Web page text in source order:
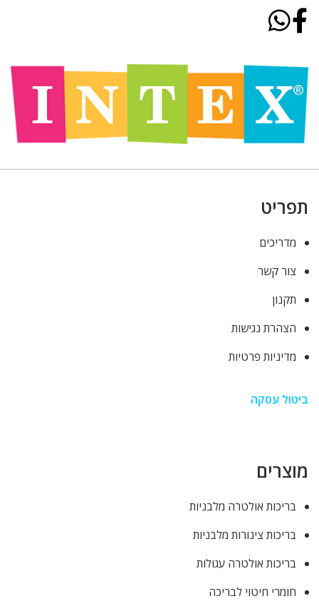
תפריט
מדריכים
צור קשר
תקנון
הצהרת נגישות
מדיניות פרטיות
ביטול עסקה
מוצרים
בריכות אולטרה מלבניות
בריכות צינורות מלבניות
בריכות אולטרה עגולות
חומרי חיטוי לבריכה